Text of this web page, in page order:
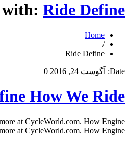
with: Ride Define
Home
/
Ride Define
Date: آگوست 24, 2016 0
How We Ride
at CycleWorld.com. How Engine
at CycleWorld.com. How Engine […]